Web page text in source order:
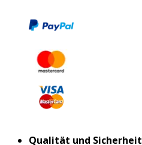
Qualität und Sicherheit